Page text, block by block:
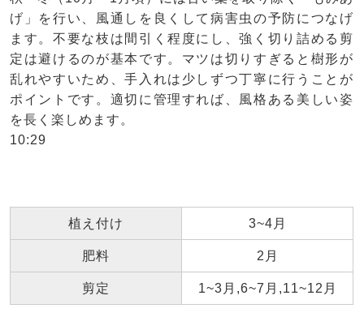
げ」を行い、風通しを良くして病害虫の予防につなげ
ます。不要な枝は間引く程度にし、強く切り詰める剪
定は避けるのが基本です。マツは切りすぎると樹形が
乱れやすいため、手入れは少しずつ丁寧に行うことが
ポイントです。適切に管理すれば、風格ある美しい姿
を長く楽しめます。
10:29
植え付け 3~4月
肥料 2月
剪定 1~3月,6~7月,11~12月